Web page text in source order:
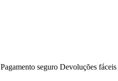
Pagamento seguro Devoluções fáceis